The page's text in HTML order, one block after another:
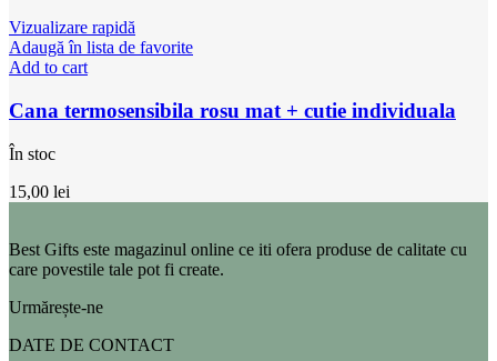
Vizualizare rapidă
Adaugă în lista de favorite
Add to cart
Cana termosensibila rosu mat + cutie individuala
În stoc
15,00 lei
Best Gifts este magazinul online ce iti ofera produse de calitate cu
care povestile tale pot fi create.
Urmărește-ne
DATE DE CONTACT